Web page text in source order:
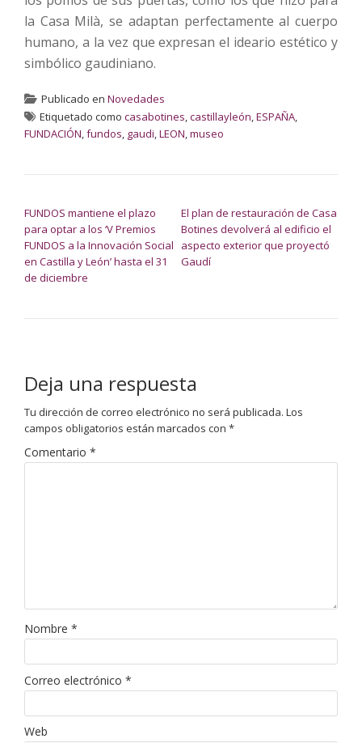
la Casa Milà, se adaptan perfectamente al cuerpo
humano, a la vez que expresan el ideario estético y
simbólico gaudiniano.
Publicado en Novedades
Etiquetado como casabotines,castillayleón,ESPAÑA,
FUNDACIÓN,fundos, gaudi,LEON,museo
FUNDOS mantiene el plazo
para optar a los ‘V Premios
FUNDOS a la Innovación Social
en Castilla y León’ hasta el 31
de diciembre
El plan de restauración de Casa
Botines devolverá al edificio el
aspecto exterior que proyectó
Gaudí
Deja una respuesta
Tu dirección de correo electrónico no será publicada. Los
campos obligatorios están marcados con *
Comentario *
Nombre *
Correo electrónico *
Web